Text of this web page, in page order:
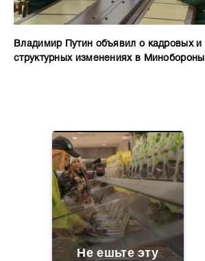
Владимир Путин объявил о кадровых и
структурных изменениях в Минобороны
Не ешьте эту